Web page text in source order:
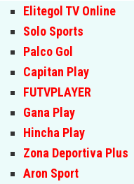
Elitegol TV Online
Solo Sports
Palco Gol
Capitan Play
FUTVPLAYER
Gana Play
Hincha Play
Zona Deportiva Plus
Aron Sport